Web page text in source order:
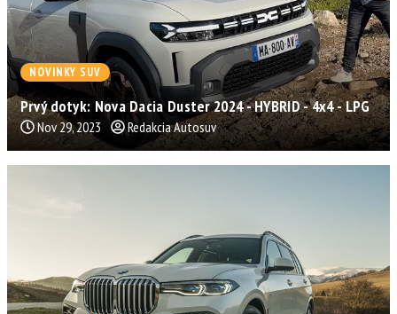
NOVINKY SUV
Prvý dotyk: Nova Dacia Duster 2024 - HYBRID - 4x4 - LPG
Nov 29, 2023 Redakcia Autosuv